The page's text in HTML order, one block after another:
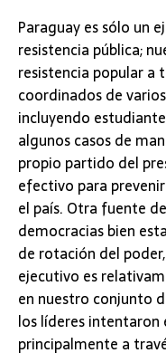
Paraguay es sólo un
resistencia pública;
resistencia popular a
coordinados de
incluyendo
algunos casos de
propio partido del
efectivo para
el país. Otra fuente
democracias bien
de rotación del
ejecutivo es
en nuestro conjunto
los líderes
principalmente a